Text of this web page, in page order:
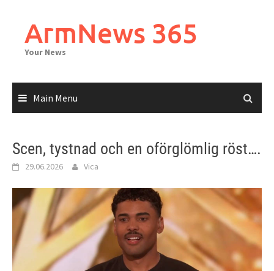
contentArmNews 365
Your News
Main Menu
Scen, tystnad och en oförglömlig röst….
29.06.2026 Vica